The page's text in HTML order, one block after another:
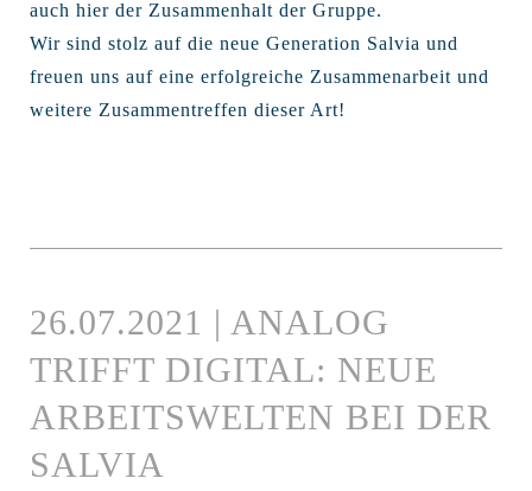
auch hier der Zusammenhalt der Gruppe.
Wir sind stolz auf die neue Generation Salvia und
freuen uns auf eine erfolgreiche Zusammenarbeit und
weitere Zusammentreffen dieser Art!
26.07.2021 | ANALOG
TRIFFT DIGITAL: NEUE
ARBEITSWELTEN BEI DER
SALVIA